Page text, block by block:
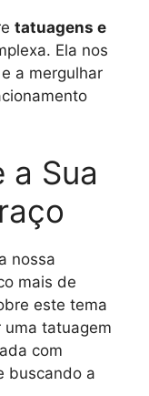
tatuagens e
Ela nos
a mergulhar
a Sua
nossa
mais de
este tema
tatuagem
com
buscando a